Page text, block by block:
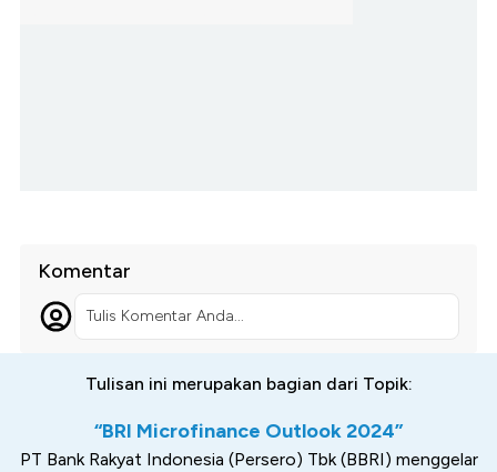
Komentar
Tulis Komentar Anda...
Tulisan ini merupakan bagian dari Topik:
“BRI Microfinance Outlook 2024”
PT Bank Rakyat Indonesia (Persero) Tbk (BBRI) menggelar